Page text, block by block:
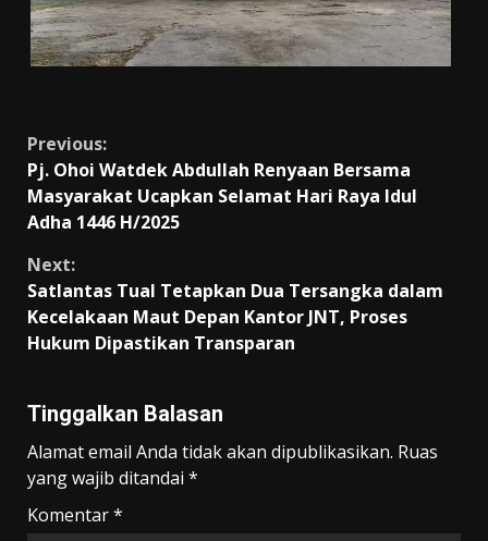
Continue
Reading
Previous:
Pj. Ohoi Watdek Abdullah Renyaan Bersama
Masyarakat Ucapkan Selamat Hari Raya Idul
Adha 1446 H/2025
Next:
Satlantas Tual Tetapkan Dua Tersangka dalam
Kecelakaan Maut Depan Kantor JNT, Proses
Hukum Dipastikan Transparan
Tinggalkan Balasan
Alamat email Anda tidak akan dipublikasikan. Ruas
yang wajib ditandai *
Komentar*